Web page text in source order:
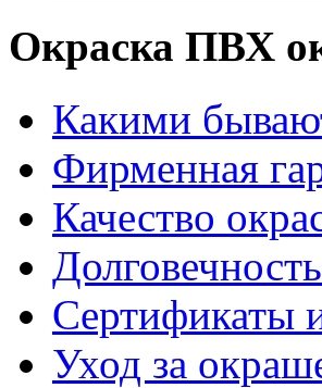
Окраска ПВХ
Какими
Фирменная
Качество
Сертификаты
Уход за